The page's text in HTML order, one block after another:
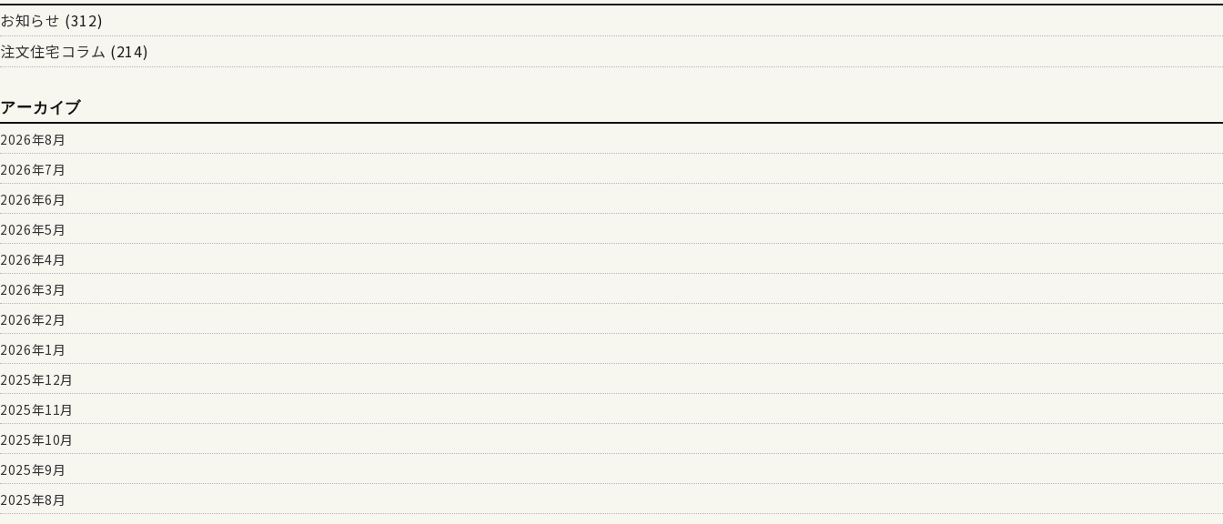
お知らせ (312)
注文住宅コラム (214)
アーカイブ
2026年8月
2026年7月
2026年6月
2026年5月
2026年4月
2026年3月
2026年2月
2026年1月
2025年12月
2025年11月
2025年10月
2025年9月
2025年8月